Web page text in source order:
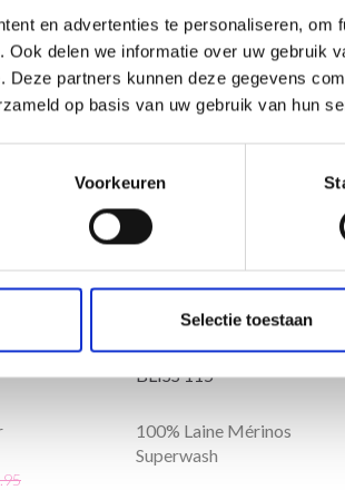
en advertenties te personaliseren, om
Ook delen we informatie over uw gebruik
Deze partners kunnen deze gegevens
op basis van uw gebruik van hun
Voorkeuren
Selectie toestaan
LINDEHOBBY MERINO
BLISS 115
100% Laine Mérinos
Superwash